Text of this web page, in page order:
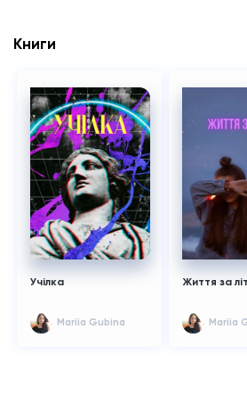
Книги
Учілка
Mariia Gubina
Життя за
Mariia